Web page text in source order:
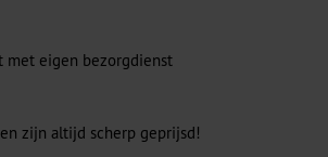
met eigen bezorgdienst
zijn altijd scherp geprijsd!